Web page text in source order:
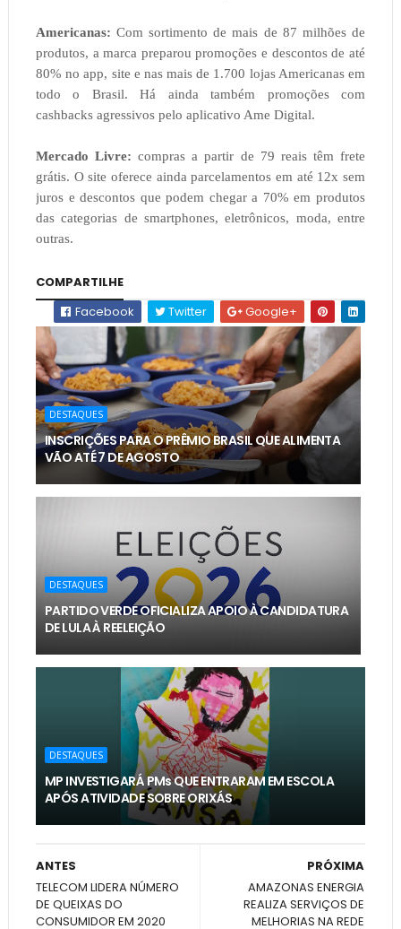
Americanas: Com sortimento de mais de 87 milhões de
produtos, a marca preparou promoções e descontos de até
80% no app, site e nas mais de 1.700 lojas Americanas em
todo o Brasil. Há ainda também promoções com
cashbacks agressivos pelo aplicativo Ame Digital.
Mercado Livre: compras a partir de 79 reais têm frete
grátis. O site oferece ainda parcelamentos em até 12x sem
juros e descontos que podem chegar a 70% em produtos
das categorias de smartphones, eletrônicos, moda, entre
outras.
COMPARTILHE
Facebook
Twitter Google+
DESTAQUES
INSCRIÇÕES PARA O PRÊMIO BRASIL QUE ALIMENTA
VÃO ATÉ 7 DE AGOSTO
DESTAQUES
PARTIDO VERDE OFICIALIZA APOIO À CANDIDATURA
DE LULA À REELEIÇÃO
DESTAQUES
MP INVESTIGARÁ PMs QUE ENTRARAM EM ESCOLA
APÓS ATIVIDADE SOBRE ORIXÁS
PRÓXIMA
AMAZONAS ENERGIA
REALIZA SERVIÇOS DE
MELHORIAS NA REDE
ANTES
TELECOM LIDERA NÚMERO
DE QUEIXAS DO
CONSUMIDOR EM 2020